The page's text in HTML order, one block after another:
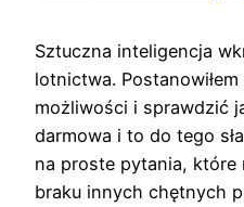
Sztuczna inteligencja
lotnictwa.
możliwości i sprawdzić
darmowa i to do tego
na proste pytania,
braku innych chętnych